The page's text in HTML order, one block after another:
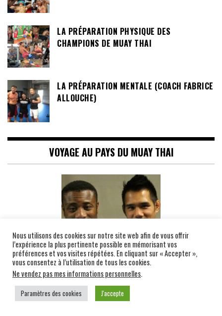
LA PRÉPARATION PHYSIQUE DES
CHAMPIONS DE MUAY THAI
LA PRÉPARATION MENTALE (COACH FABRICE
ALLOUCHE)
VOYAGE AU PAYS DU MUAY THAI
Gafary Boussari &
Nous utilisons des cookies sur notre site web afin de vous offrir
l’expérience la plus pertinente possible en mémorisant vos
préférences et vos visites répétées. En cliquant sur « Accepter »,
vous consentez à l’utilisation de tous les cookies.
Ne vendez pas mes informations personnelles.
Paramètres des cookies J'accepte